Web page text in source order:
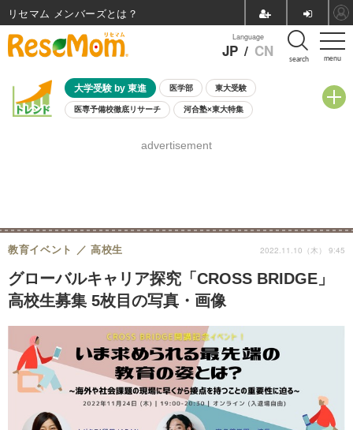
menu
Language
JP / CN search
大学受験 by 東進 医学部 東大受験
医専予備校徹底リサーチ 河合塾×東大特集
8月開催学校説明会・相談会
advertisement
グローバルキャリア探究「CROSS BRIDGE」
高校生募集 5枚目の写真・画像
教育イベント 高校生 2022.11.10（木） 9:45
リセマム メンバーズ